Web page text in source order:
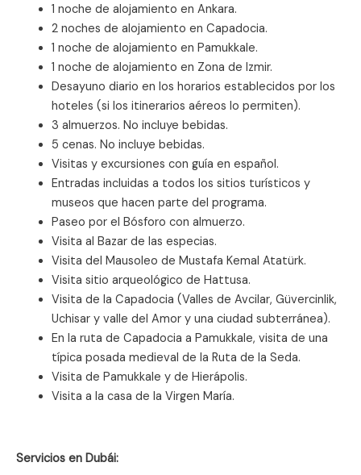
1 noche de alojamiento en Ankara.
2 noches de alojamiento en Capadocia.
1 noche de alojamiento en Pamukkale.
1 noche de alojamiento en Zona de Izmir.
Desayuno diario en los horarios establecidos por los
hoteles (si los itinerarios aéreos lo permiten).
3 almuerzos. No incluye bebidas.
5 cenas. No incluye bebidas.
Visitas y excursiones con guía en español.
Entradas incluidas a todos los sitios turísticos y
museos que hacen parte del programa.
Paseo por el Bósforo con almuerzo.
Visita al Bazar de las especias.
Visita del Mausoleo de Mustafa Kemal Atatürk.
Visita sitio arqueológico de Hattusa.
Visita de la Capadocia (Valles de Avcilar, Güvercinlik,
Uchisar y valle del Amor y una ciudad subterránea).
En la ruta de Capadocia a Pamukkale, visita de una
típica posada medieval de la Ruta de la Seda.
Visita de Pamukkale y de Hierápolis.
Visita a la casa de la Virgen María.
Servicios en Dubái: